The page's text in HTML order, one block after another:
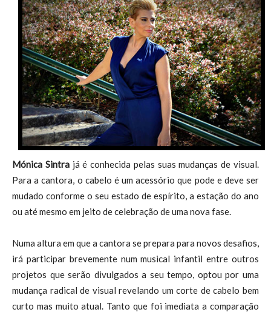
Mónica Sintrajá é conhecida pelas suas mudanças de visual.
Para a cantora, o cabelo é um acessório que pode e deve ser
mudado conforme o seu estado de espírito, a estação do ano
ou até mesmo em jeito de celebração de uma nova fase.
Numa altura em que a cantora se prepara para novos desafios,
irá participar brevemente num musical infantil entre outros
projetos que serão divulgados a seu tempo, optou por uma
mudança radical de visual revelando um corte de cabelo bem
curto mas muito atual. Tanto que foi imediata a comparação